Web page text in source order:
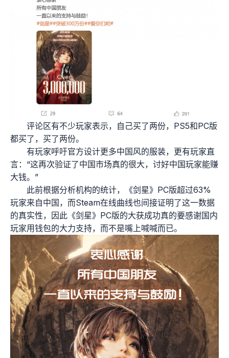
评论区有不少玩家表示，自己买了两份，PS5和PC版
都买了，买了两份。
有玩家呼吁官方设计更多中国风的服装，更有玩家直
言：“这再次验证了中国市场真的很大，讨好中国玩家能赚
大钱。”
此前根据分析机构的统计，《剑星》PC版超过63%
玩家来自中国，而Steam在线曲线也间接证明了这一数据
的真实性，因此《剑星》PC版的大获成功真的要感谢国内
玩家用钱包的大力支持，而不是嘴上喊喊而已。